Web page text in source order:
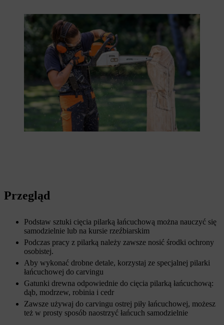
Przegląd
Podstaw sztuki cięcia pilarką łańcuchową można nauczyć się
samodzielnie lub na kursie rzeźbiarskim
Podczas pracy z pilarką należy zawsze nosić środki ochrony
osobistej.
Aby wykonać drobne detale, korzystaj ze specjalnej pilarki
łańcuchowej do carvingu
Gatunki drewna odpowiednie do cięcia pilarką łańcuchową:
dąb, modrzew, robinia i cedr
Zawsze używaj do carvingu ostrej piły łańcuchowej, możesz
też w prosty sposób naostrzyć łańcuch samodzielnie